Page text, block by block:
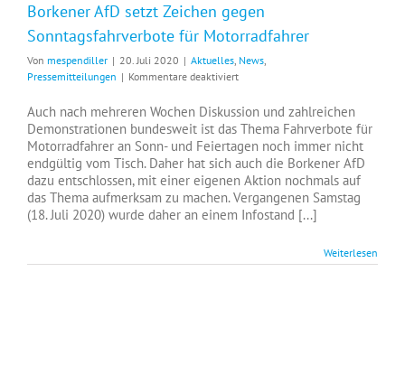
Borkener AfD setzt Zeichen gegen
Sonntagsfahrverbote für Motorradfahrer
Von mespendiller | 20. Juli 2020 | Aktuelles, News,
Pressemitteilungen | Kommentare deaktiviertfür
AfD
setzt
Zeichen
gegen
Sonntagsfahrverbote
für
Motorradfahrer
Auch nach mehreren Wochen Diskussion und zahlreichen
Demonstrationen bundesweit ist das Thema Fahrverbote für
Motorradfahrer an Sonn- und Feiertagen noch immer nicht
endgültig vom Tisch. Daher hat sich auch die Borkener AfD
dazu entschlossen, mit einer eigenen Aktion nochmals auf
das Thema aufmerksam zu machen. Vergangenen Samstag
(18. Juli 2020) wurde daher an einem Infostand [...]
Weiterlesen